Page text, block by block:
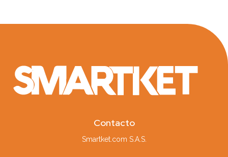
Contacto
Smartket.com S.A.S.